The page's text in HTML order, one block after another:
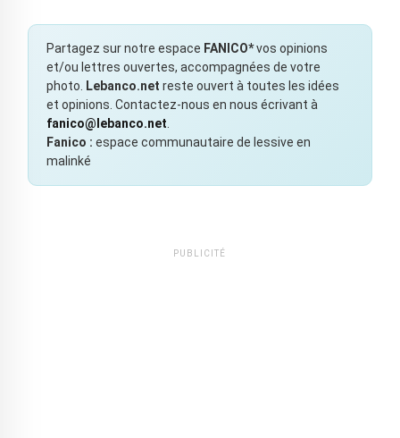
Partagez sur notre espace FANICO*vos opinions
et/ou lettres ouvertes, accompagnées de votre
photo.
Lebanco.net reste ouvert à toutes les idées
et opinions. Contactez-nous en nous écrivant à
fanico@lebanco.net
Fanico : espace communautaire de lessive en
malinké
PUBLICITÉ